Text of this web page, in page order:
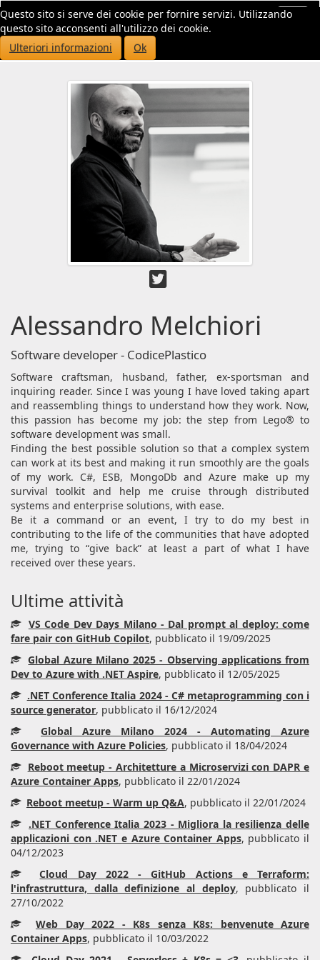
Questo sito si serve dei cookie per fornire servizi. Utilizzando
questo sito acconsenti all'utilizzo dei cookie.
Ulteriori informazioni
Ok
Alessandro Melchiori
Software developer - CodicePlastico
Software craftsman, husband, father, ex-sportsman and
inquiring reader. Since I was young I have loved taking apart
and reassembling things to understand how they work. Now,
this passion has become my job: the step from Lego® to
software development was small.
Finding the best possible solution so that a complex system
can work at its best and making it run smoothly are the goals
of my work. C#, ESB, MongoDb and Azure make up my
survival toolkit and help me cruise through distributed
systems and enterprise solutions, with ease.
Be it a command or an event, I try to do my best in
contributing to the life of the communities that have adopted
me, trying to “give back” at least a part of what I have
received over these years.
Ultime attività
VS Code Dev Days Milano - Dal prompt al deploy: come
fare pair con GitHub Copilot, pubblicato il 19/09/2025
Global Azure Milano 2025 - Observing applications from
Dev to Azure with .NET Aspire, pubblicato il 12/05/2025
.NET Conference Italia 2024 - C# metaprogramming con i
source generator, pubblicato il 16/12/2024
Global Azure Milano 2024 - Automating Azure
Governance with Azure Policies, pubblicato il 18/04/2024
Reboot meetup - Architetture a Microservizi con DAPR e
Azure Container Apps, pubblicato il 22/01/2024
Reboot meetup - Warm up Q&A, pubblicato il 22/01/2024
.NET Conference Italia 2023 - Migliora la resilienza delle
applicazioni con .NET e Azure Container Apps, pubblicato il
04/12/2023
Cloud Day 2022 - GitHub Actions e Terraform:
l'infrastruttura, dalla definizione al deploy, pubblicato il
27/10/2022
Web Day 2022 - K8s senza K8s: benvenute Azure
Container Apps, pubblicato il 10/03/2022